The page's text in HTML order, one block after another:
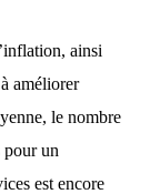
ainsi
améliorer
le nombre
pour un
est encore